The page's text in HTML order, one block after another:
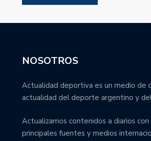
NOSOTROS
Actualidad deportiva es un medio de
actualidad del deporte argentino y
Actualizamos contenidos a diarios con
principales fuentes y medios